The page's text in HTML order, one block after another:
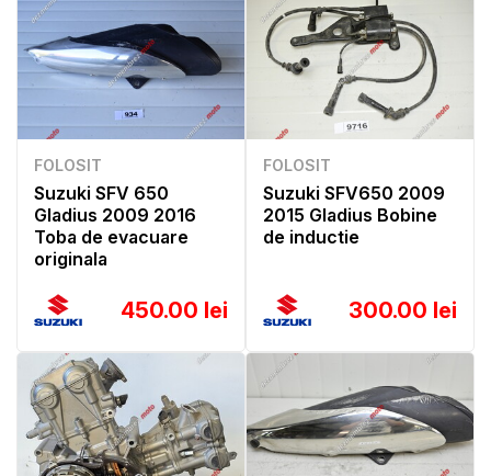
FOLOSIT
Suzuki SFV 650
Gladius 2009 2016
Toba de evacuare
originala
450.00 lei
FOLOSIT
Suzuki SFV650 2009
2015 Gladius Bobine
de inductie
300.00 lei